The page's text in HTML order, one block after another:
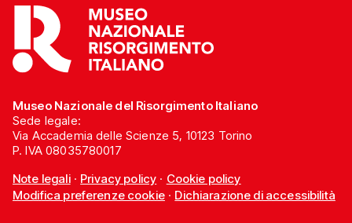
Museo Nazionale del Risorgimento Italiano
Sede legale:
Via Accademia delle Scienze 5, 10123 Torino
P. IVA 08035780017
Note legali· Privacy policy · Cookie policy
Modifica preferenze cookie· Dichiarazione di accessibilità